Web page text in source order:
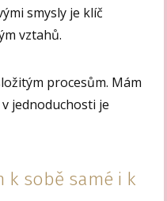
smysly je klíč
vztahů.
procesům. Mám
jednoduchosti je
k sobě samé i k